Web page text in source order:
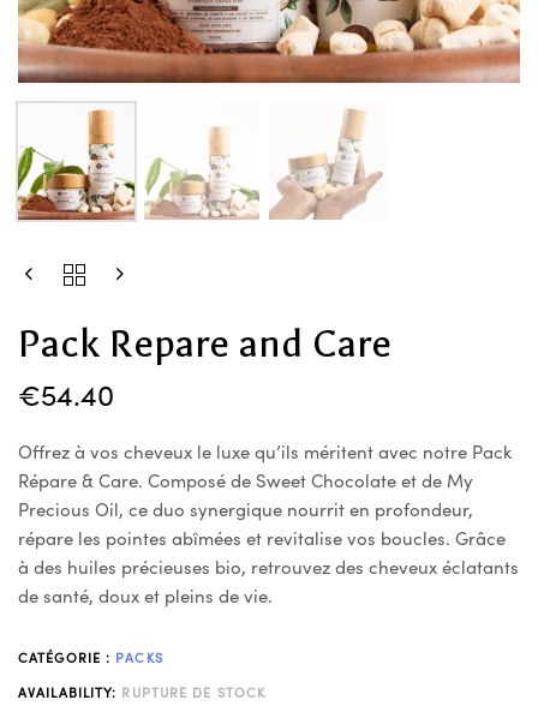
Pack Repare and Care
€54.40
Offrez à vos cheveux le luxe qu’ils méritent avec notre Pack
Répare & Care. Composé de Sweet Chocolate et de My
Precious Oil, ce duo synergique nourrit en profondeur,
répare les pointes abîmées et revitalise vos boucles. Grâce
à des huiles précieuses bio, retrouvez des cheveux éclatants
de santé, doux et pleins de vie.
CATÉGORIE : PACKS
AVAILABILITY: RUPTURE DE STOCK